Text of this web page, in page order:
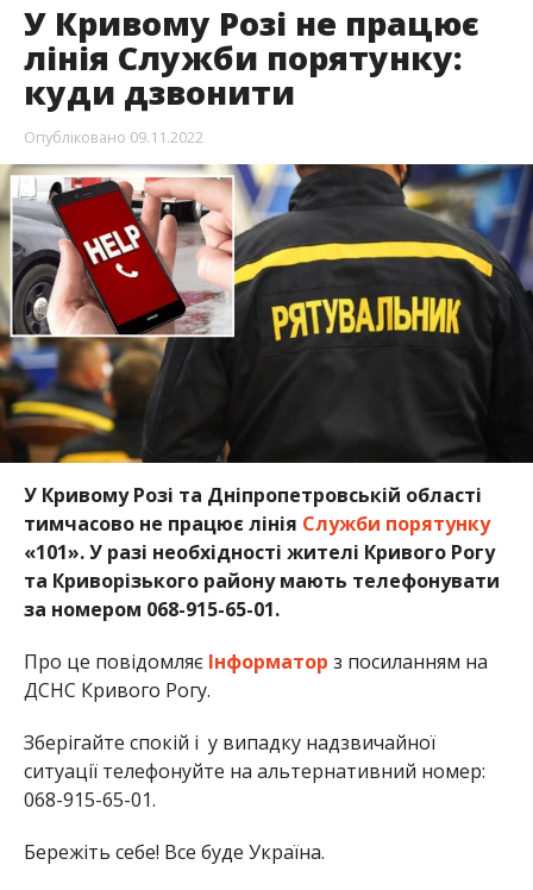
У Кривому Розі не працює
лінія Служби порятунку:
куди дзвонити
Опубліковано 09.11.2022
У Кривому Розі та Дніпропетровській області
тимчасово не працює лінія Служби порятунку
«101». У разі необхідності жителі Кривого Рогу
та Криворізького району мають телефонувати
за номером 068-915-65-01.
Про це повідомляє Інформатор з посиланням на
ДСНС Кривого Рогу.
Зберігайте спокій і у випадку надзвичайної
ситуації телефонуйте на альтернативний номер:
068-915-65-01.
Бережіть себе! Все буде Україна.